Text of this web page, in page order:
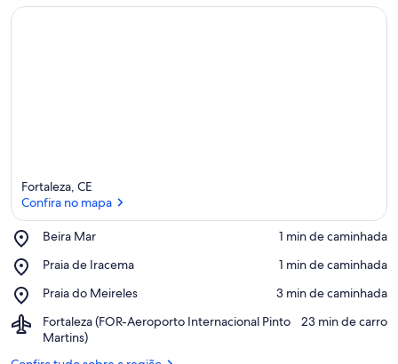
Fortaleza, CE
Confira no mapa
Beira Mar
Place,
Mar
‪1 min de caminhada‬
Praia de Iracema
Place,
de
‪1 min de caminhada‬
Praia do Meireles
Place,
do
Meireles
‪3 min de caminhada‬
Fortaleza (FOR-Aeroporto Internacional Pinto
Martins)
Airport,
Fortaleza
‪23 min de carro‬